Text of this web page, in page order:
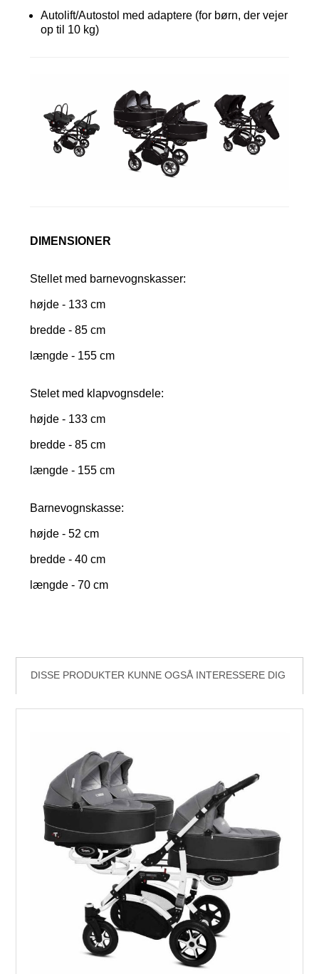
Autolift/Autostol med adaptere (for børn, der vejer
op til 10 kg)
DIMENSIONER
Stellet med barnevognskasser:
højde - 133 cm
bredde - 85 cm
længde - 155 cm
Stelet med klapvognsdele:
højde - 133 cm
bredde - 85 cm
længde - 155 cm
Barnevognskasse:
højde - 52 cm
bredde - 40 cm
længde - 70 cm
DISSE PRODUKTER KUNNE OGSÅ INTERESSERE DIG